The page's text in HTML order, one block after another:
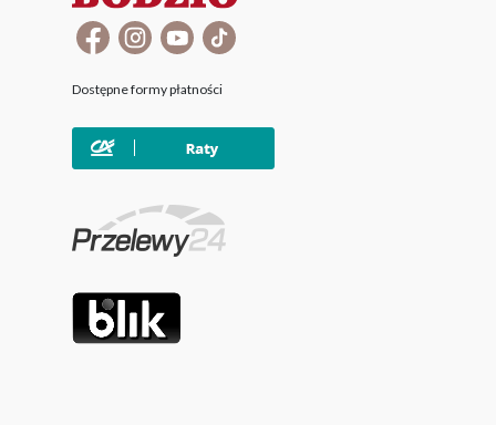
Dostępne formy płatności